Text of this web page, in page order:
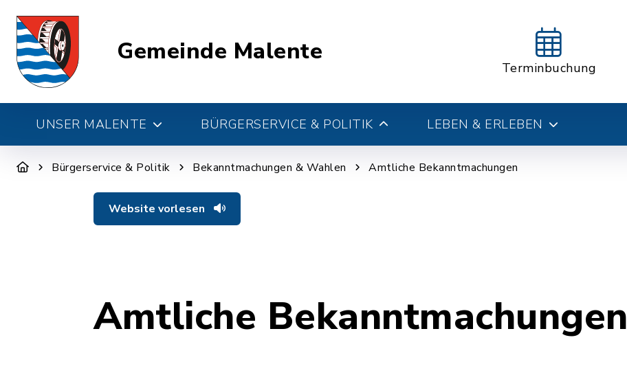
Gemeinde Malente
Terminbuchung
UNSER MALENTE BÜRGERSERVICE & POLITIK LEBEN & ERLEBEN
Bürgerservice & Politik Bekanntmachungen & Wahlen Amtliche Bekanntmachungen
Website vorlesen
Amtliche Bekanntmachungen